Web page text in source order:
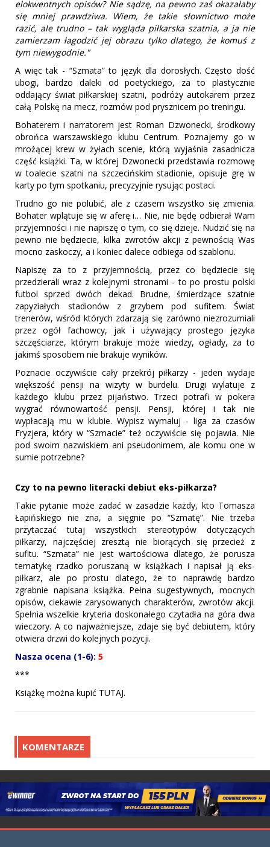
elokwentnych opisów? Nie sądzę, na pewno zaś okazałaby
się mniej prawdziwa. Wiem, że takie słownictwo może
razić, ale trudno – tak wygląda piłkarska szatnia, a ja nie
zamierzam łagodzić jej obrazu tylko dlatego, że komuś z
tym niewygodnie."
A więc tak - “Szmata” to język dla dorosłych. Często dość
ubogi, bardzo daleki od poetyckiego, za to plastycznie
oddający świat piłkarskiej szatni, podróży autokarem przez
całą Polskę na mecz, rozmów pod prysznicem po treningu.
Bohaterem i narratorem jest Roman Dzwonecki, środkowy
obrońca warszawskiego klubu Centrum. Poznajemy go w
mrożącej krew w żyłach scenie, którą wyjaśnia zasadnicza
część książki. Ta, w której Dzwonecki przedstawia rozmowę
w toalecie szatni na szczecińskim stadionie, opisuje grę w
karty po tym spotkaniu, precyzyjnie rysując postaci.
Trudno go nie polubić, ale z czasem wszystko się zmienia.
Bohater wplątuje się w aferę i… Nie, nie będę odbierał Wam
przyjemności i nie napiszę o tym, co się dzieje. Nudzić się na
pewno nie będziecie, kilka zwrotów akcji z pewnością Was
mocno zaskoczy, a i koniec dalece odbiega od szablonu.
Napiszę za to z przyjemnością, przez co będziecie się
przedzierali wraz z kolejnymi stronami - to po prostu polski
futbol sprzed dwóch dekad. Brudne, śmierdzące szatnie
zapyziałych stadionów z grzybem pod sufitem. Świat
trenerów, wśród których zdarzają się zarówno niezrozumiali
przez ogół fachowcy, jak i używający prostego języka
szczęściarze, którym brakuje może wiedzy, ogłady, za to
jakimś sposobem nie brakuje wyników.
Poznacie oczywiście cały przekrój piłkarzy - jeden wydaje
większość pensji na wizyty w burdelu. Drugi wylatuje z
każdego klubu przez pijaństwo. Trzeci potrafi w pokera
wygrać równowartość pensji. Pensji, której i tak nie
wypłacają mu w klubie. Wypisz wymaluj - liga za czasów
Fryzjera, który w “Szmacie” też oczywiście się pojawia. Nie
pod swoim nazwiskiem ani pseudonimem, ale komu one w
sumie potrzebne?
Czy to na pewno literacki debiut eks-piłkarza?
Takie pytanie może zadać w zasadzie każdy, kto Tomasza
Łapińskiego nie zna, a sięgnie po “Szmatę”. Nie trzeba
przytaczać tutaj wszystkich stereotypów dotyczących
piłkarzy, najczęściej zresztą nie biorących się przecież z
sufitu. “Szmata” nie jest wartościowa dlatego, że porusza
tematykę rzadko poruszaną w książkach i napisał ją eks-
piłkarz, ale po prostu dlatego, że to naprawdę bardzo
zgrabnie napisana książka. Pełna sugestywnych, mocnych
opisów, ciekawie zarysowanych charakterów, zwrotów akcji.
Spełnia wszelkie kryteria doskonałego czytadła na góra dwa
wieczory. A co najważniejsze, zdaje się być debiutem, który
otwiera drzwi do kolejnych pozycji.
Nasza ocena (1-6): 5
***
Książkę można kupić TUTAJ.
KOMENTARZE